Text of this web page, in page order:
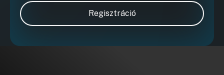
Regisztráció